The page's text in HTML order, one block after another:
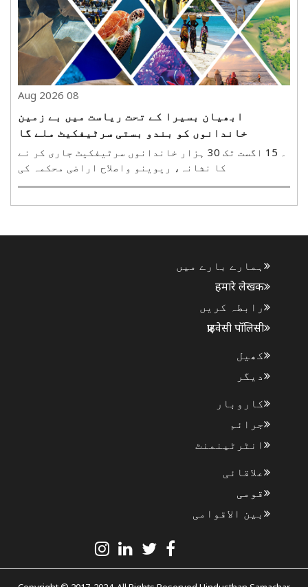
کے حل ..
08 Aug 2026
ابھیان بسیرا کے تحت ریاست میں بے زمین
خاندانوں کو بندو بستی سرٹیفکیٹ ملے گا
۔ 15 اگست تک 30 ہزار خاندانوں سرٹیفکیٹ جاری کر نے
کا نشانہ، ریوینو واصلاح اراضی محکمہ کی
ہمارے بارے میں
हमारे लेखक
رابطہ کریں
प्राइवेसी पॉलिसी
کھیل
دیگر
کاروبار
جرائم
انٹرٹینمنٹ
علاقائی
قومی
بین الاقوامی